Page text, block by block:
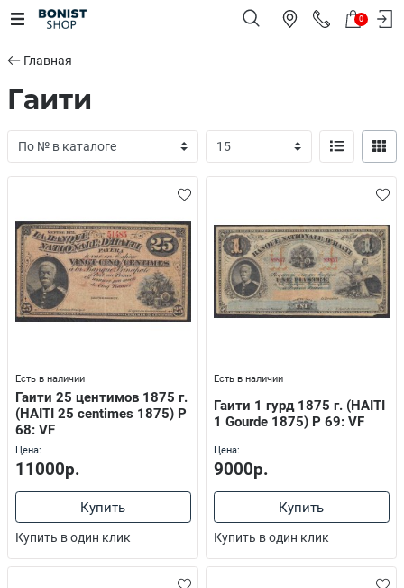
0
Главная
Гаити
Есть в наличии
Гаити 25 центимов 1875 г.
(HAITI 25 centimes 1875) P
68: VF
Цена:
11000р.
Купить
Купить в один клик
Есть в наличии
Гаити 1 гурд 1875 г. (HAITI
1 Gourde 1875) P 69: VF
Цена:
9000р.
Купить
Купить в один клик